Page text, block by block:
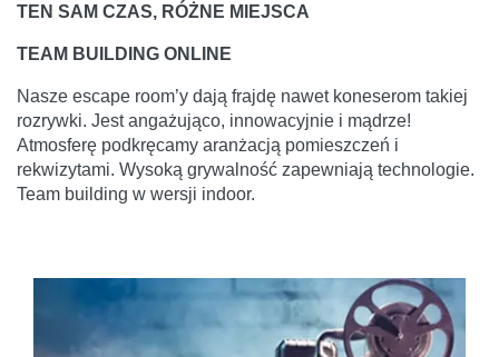
TEN SAM CZAS, RÓŻNE MIEJSCA
TEAM BUILDING ONLINE
Nasze escape room’y dają frajdę nawet koneserom takiej
rozrywki. Jest angażująco, innowacyjnie i mądrze!
Atmosferę podkręcamy aranżacją pomieszczeń i
rekwizytami. Wysoką grywalność zapewniają technologie.
Team building w wersji indoor.